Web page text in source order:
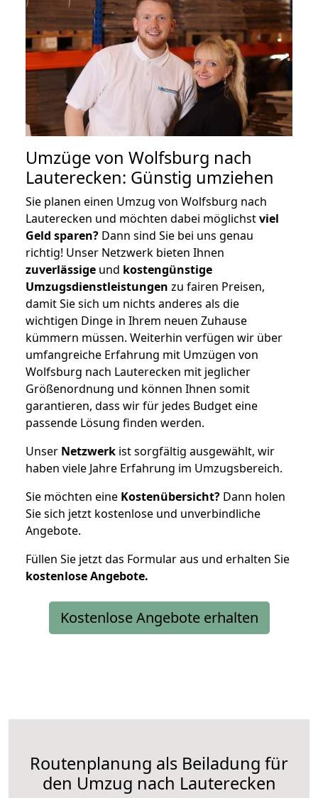
Umzüge von Wolfsburg nach
Lauterecken: Günstig umziehen
Sie planen einen Umzug von Wolfsburg nach
Lauterecken und möchten dabei möglichstviel
Geld sparen? Dann sind Sie bei uns genau
richtig! Unser Netzwerk bieten Ihnen
zuverlässige und kostengünstige
Umzugsdienstleistungen zu fairen Preisen,
damit Sie sich um nichts anderes als die
wichtigen Dinge in Ihrem neuen Zuhause
kümmern müssen. Weiterhin verfügen wir über
umfangreiche Erfahrung mit Umzügen von
Wolfsburg nach Lauterecken mit jeglicher
Größenordnung und können Ihnen somit
garantieren, dass wir für jedes Budget eine
passende Lösung finden werden.
Unser Netzwerk ist sorgfältig ausgewählt, wir
haben viele Jahre Erfahrung im Umzugsbereich.
Sie möchten eine Kostenübersicht? Dann holen
Sie sich jetzt kostenlose und unverbindliche
Angebote.
Füllen Sie jetzt das Formular aus und erhalten Sie
kostenloseAngebote.
Kostenlose Angebote erhalten
Routenplanung als Beiladung für
den Umzug nach Lauterecken